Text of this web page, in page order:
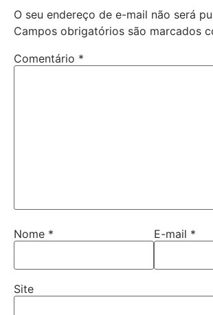
O seu endereço de e-mail não será
Campos obrigatórios são marcados
Comentário *
Nome * E-mail *
Site